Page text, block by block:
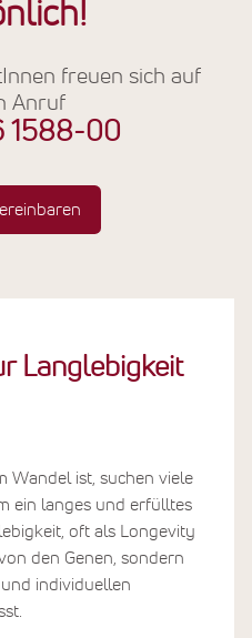
freuen sich auf
Anruf
1588-00
Langlebigkeit
Wandel ist, suchen viele
ein langes und erfülltes
oft als Longevity
den Genen, sondern
individuellen